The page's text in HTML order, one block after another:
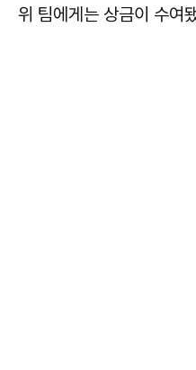
위 팀에게는 상금이 수여